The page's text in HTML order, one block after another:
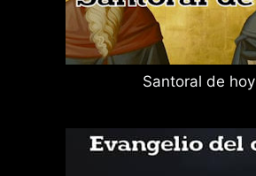
Santoral de hoy